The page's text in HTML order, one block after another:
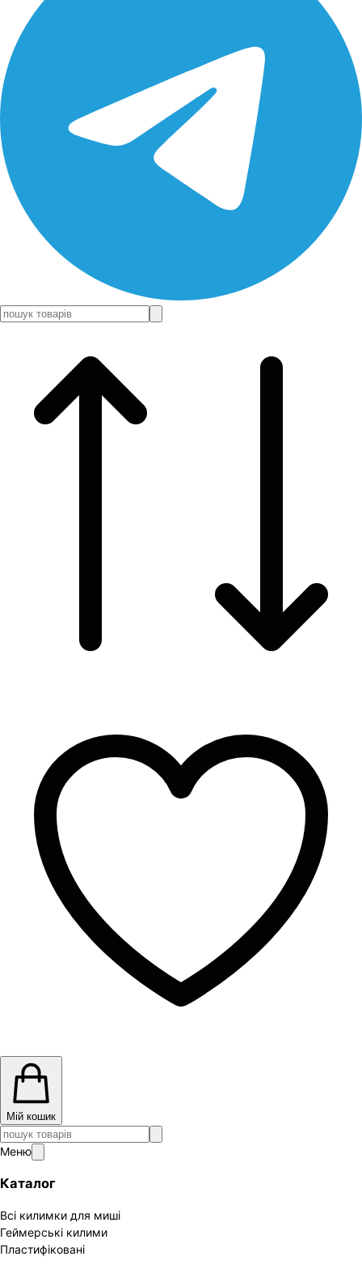
Мій кошик
Меню
Каталог
Всі килимки для миші
Геймерські килими
Пластифіковані